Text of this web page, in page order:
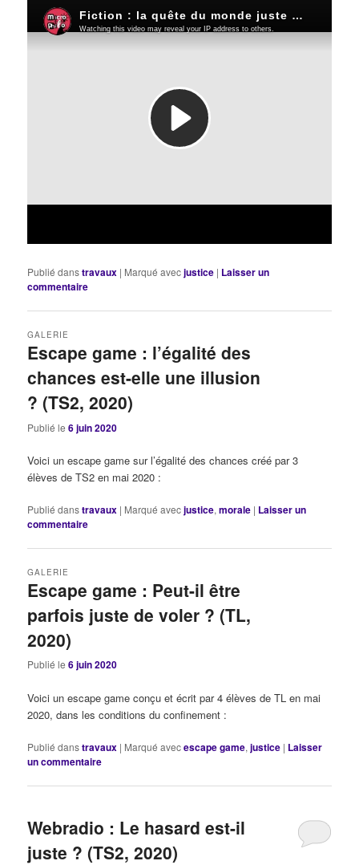
Publié danstravaux | Marqué avecjustice | Laisser un
commentaire
Escape game : l’égalité des
chances est-elle une illusion
? (TS2, 2020)
GALERIE
Publié le6 juin 2020
Voici un escape game sur l’égalité des chances créé par 3
élèves de TS2 en mai 2020 :
Publié danstravaux | Marqué avecjustice,morale | Laisser un
commentaire
Escape game : Peut-il être
parfois juste de voler ? (TL,
2020)
GALERIE
Publié le6 juin 2020
Voici un escape game conçu et écrit par 4 élèves de TL en mai
2020, dans les conditions du confinement :
Publié danstravaux | Marqué avecescape game,justice | Laisser
un commentaire
Webradio : Le hasard est-il
juste ? (TS2, 2020)